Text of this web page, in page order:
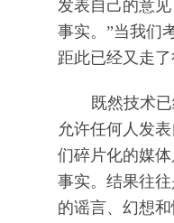
发表自己的意
事实。”当我们
距此已经又走了
既然技术
允许任何人发
们碎片化的媒
事实。结果往
的谣言、幻想和